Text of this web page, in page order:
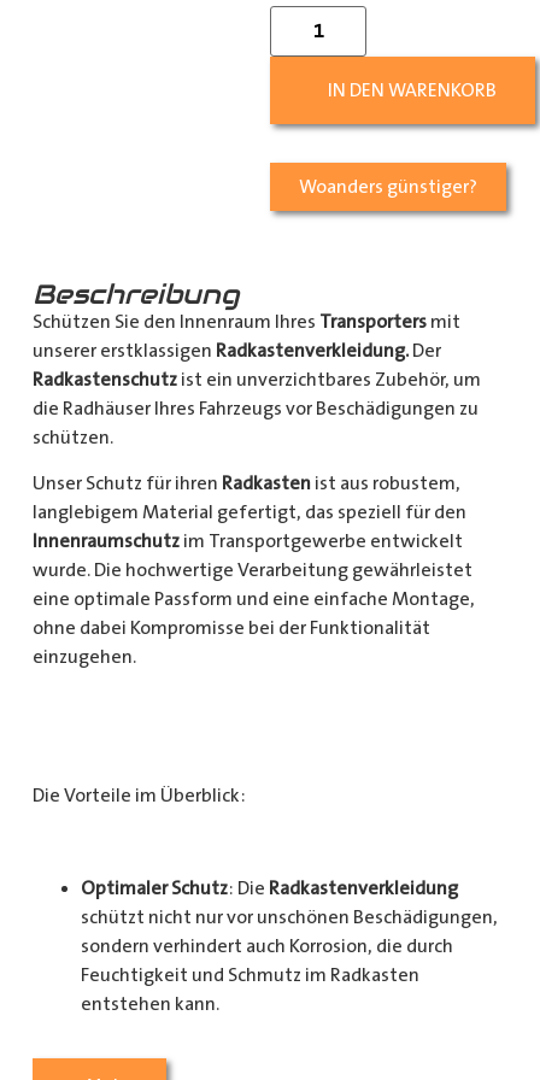
IN DEN WARENKORB
Woanders günstiger?
Beschreibung
Schützen Sie den Innenraum Ihres Transportersmit
unserer erstklassigen Radkastenverkleidung.Der
Radkastenschutzist ein unverzichtbares Zubehör, um
die Radhäuser Ihres Fahrzeugs vor Beschädigungen zu
schützen.
Unser Schutz für ihren Radkastenist aus robustem,
langlebigem Material gefertigt, das speziell für den
Innenraumschutzim Transportgewerbe entwickelt
wurde. Die hochwertige Verarbeitung gewährleistet
eine optimale Passform und eine einfache Montage,
ohne dabei Kompromisse bei der Funktionalität
einzugehen.
Die Vorteile im Überblick:
Optimaler Schutz: Die Radkastenverkleidung
schützt nicht nur vor unschönen Beschädigungen,
sondern verhindert auch Korrosion, die durch
Feuchtigkeit und Schmutz im Radkasten
entstehen kann.